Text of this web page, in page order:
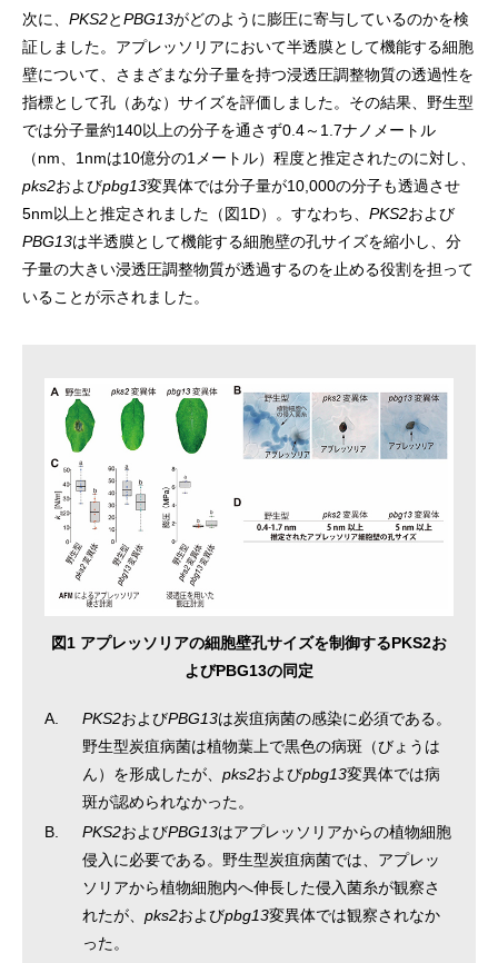
次に、 PKS2とPBG13がどのように膨圧に寄与しているのかを検
証しました。アプレッソリアにおいて半透膜として機能する細胞
壁について、さまざまな分子量を持つ浸透圧調整物質の透過性を
指標として孔（あな）サイズを評価しました。その結果、野生型
では分子量約140以上の分子を通さず0.4～1.7ナノメートル
（nm、1nmは10億分の1メートル）程度と推定されたのに対し、
pks2およびpbg13変異体では分子量が10,000の分子も透過させ
5nm以上と推定されました（図1D）。すなわち、 PKS2および
PBG13は半透膜として機能する細胞壁の孔サイズを縮小し、分
子量の大きい浸透圧調整物質が透過するのを止める役割を担って
いることが示されました。
図1 アプレッソリアの細胞壁孔サイズを制御するPKS2お
よびPBG13の同定
A. PKS2およびPBG13は炭疽病菌の感染に必須である。
野生型炭疽病菌は植物葉上で黒色の病斑（びょうは
ん）を形成したが、 pks2およびpbg13変異体では病
斑が認められなかった。
B.
PKS2およびPBG13はアプレッソリアからの植物細胞
侵入に必要である。野生型炭疽病菌では、アプレッ
ソリアから植物細胞内へ伸長した侵入菌糸が観察さ
れたが、 pks2およびpbg13変異体では観察されなか
った。